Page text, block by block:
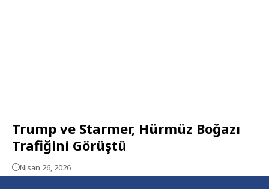
Trump ve Starmer, Hürmüz Boğazı
Trafiğini Görüştü
Nisan 26, 2026